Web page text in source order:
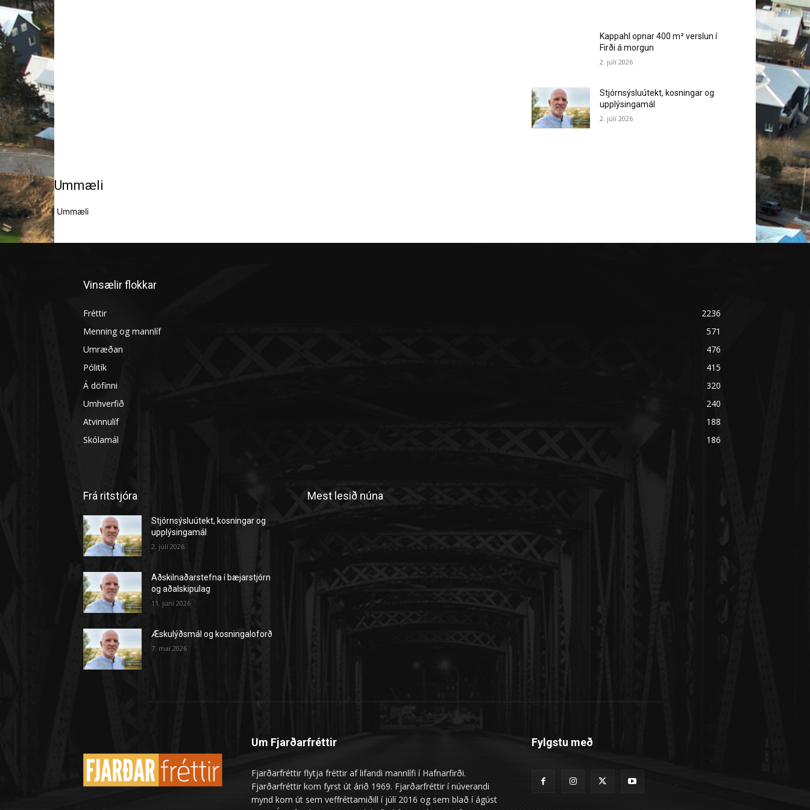
Kappahl opnar 400 m² verslun í
Firði á morgun
2. júlí 2026
Stjórnsýsluútekt, kosningar og
upplýsingamál
2. júlí 2026
Ummæli
Ummæli
Vinsælir flokkar
Fréttir
2236
Menning og mannlíf
571
Umræðan
476
Pólitík
415
Á döfinni
320
Umhverfið
240
Atvinnulíf
188
Skólamál
186
Frá ritstjóra
Stjórnsýsluútekt, kosningar og
upplýsingamál
2. júlí 2026
Aðskilnaðarstefna í bæjarstjórn
og aðalskipulag
11. júní 2026
Æskulýðsmál og kosningaloforð
7. maí 2026
Mest lesið núna
Um Fjarðarfréttir
Fjarðarfréttir flytja fréttir af lifandi mannlífi í Hafnarfirði.
Fjarðarfréttir kom fyrst út árið 1969. Fjarðarfréttir í núverandi
mynd kom út sem veffréttamiðill í júlí 2016 og sem blað í ágúst
Fylgstu með